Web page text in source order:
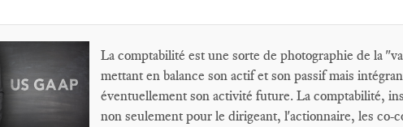
La comptabilité est une sorte de photographie de la
mettant en balance son actif et son passif mais
éventuellement son activité future. La comptabilité,
non seulement pour le dirigeant, l'actionnaire, les co-